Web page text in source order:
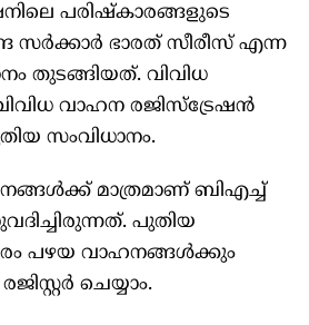
പരിഷ്‌കാരങ്ങളുടെ
സർക്കാർ ഭാരത് സീരീസ് എന്ന
തുടങ്ങിയത്. വിവിധ
വാഹന രജിസ്ട്രേഷൻ
സംവിധാനം.
മാത്രമാണ് ബിഎച്ച്
പുതിയ
പഴയ വാഹനങ്ങൾക്കും
ചെയ്യാം.